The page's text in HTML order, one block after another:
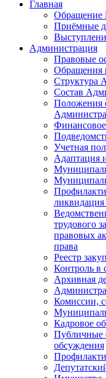
Главная
Обращение
Приёмные
Администрация
Правовые
Обращения
Структура
Состав
Положения
Учетная
Адаптация
ликвидация
трудового
правовых
права
Реестр
Контроль в
Архивная
Комиссии,
Кадровое
Публичные
обсуждения